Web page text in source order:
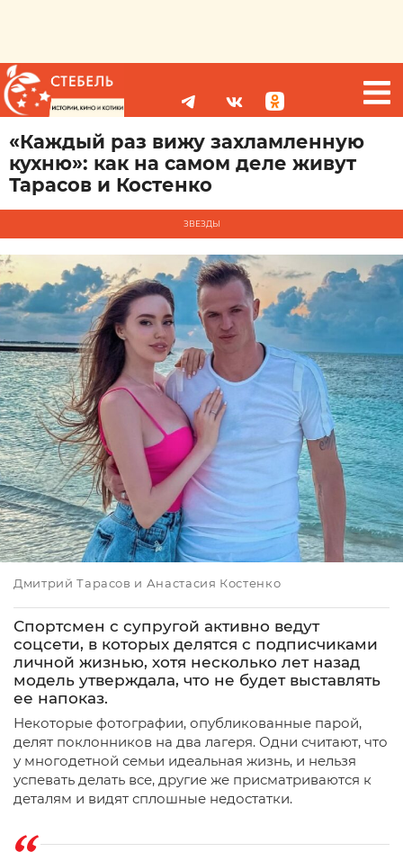
«Каждый раз вижу захламленную
кухню»: как на самом деле живут
Тарасов и Костенко
ЗВЕЗДЫ
Дмитрий Тарасов и Анастасия Костенко
Спортсмен с супругой активно ведут
соцсети, в которых делятся с подписчиками
личной жизнью, хотя несколько лет назад
модель утверждала, что не будет выставлять
ее напоказ.
Некоторые фотографии, опубликованные парой,
делят поклонников на два лагеря. Одни считают, что
у многодетной семьи идеальная жизнь, и нельзя
успевать делать все, другие же присматриваются к
деталям и видят сплошные недостатки.